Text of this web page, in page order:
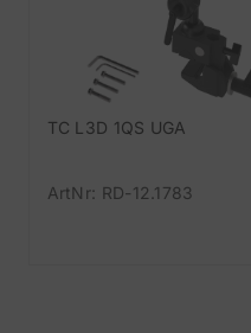
TC L3D 1QS UGA
ArtNr: RD-12.1783